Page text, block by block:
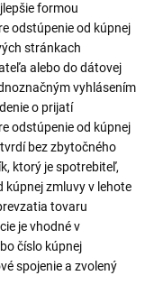
formou
odstúpenie od kúpnej
stránkach
alebo do dátovej
vyhlásením
o prijatí
odstúpenie od kúpnej
bez zbytočného
ktorý je spotrebiteľ,
kúpnej zmluvy v lehote
tovaru
je vhodné v
číslo kúpnej
spojenie a zvolený